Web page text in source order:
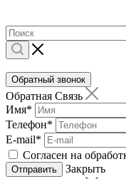
Обратный звонок
Обратная Связь
Имя*
Телефон*
E-mail*
Согласен на
Отправить
Закрыть